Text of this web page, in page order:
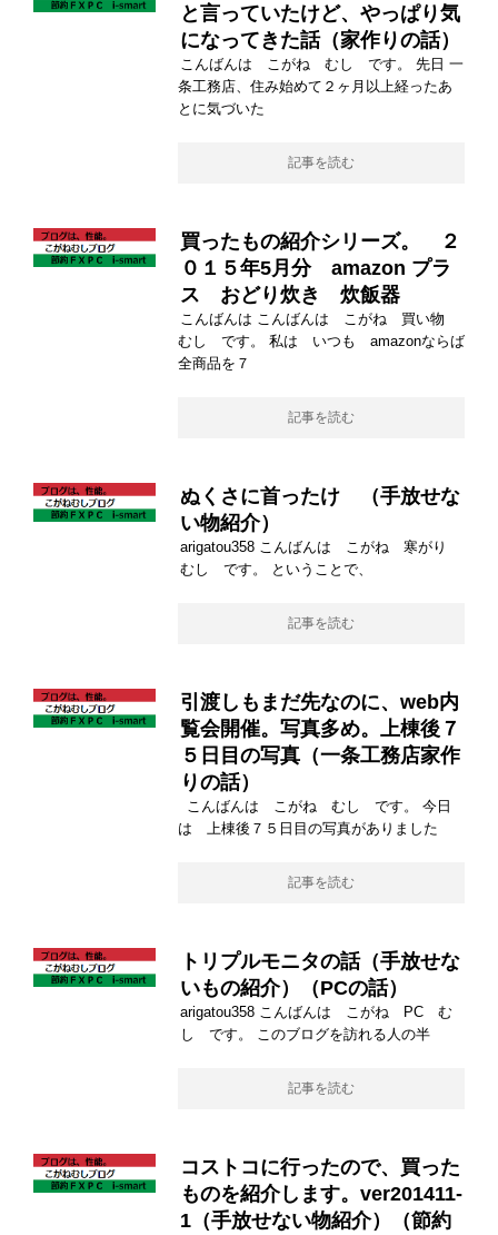
と言っていたけど、やっぱり気
になってきた話（家作りの話）
こんばんは こがね むし です。 先日 一
条工務店、住み始めて２ヶ月以上経ったあ
とに気づいた
記事を読む
買ったもの紹介シリーズ。 ２
０１５年5月分 amazon プラ
ス おどり炊き 炊飯器
こんばんは こんばんは こがね 買い物
むし です。 私は いつも amazonならば
全商品を７
記事を読む
ぬくさに首ったけ （手放せな
い物紹介）
arigatou358 こんばんは こがね 寒がり
むし です。 ということで、
記事を読む
引渡しもまだ先なのに、web内
覧会開催。写真多め。上棟後７
５日目の写真（一条工務店家作
りの話）
こんばんは こがね むし です。 今日
は 上棟後７５日目の写真がありました
記事を読む
トリプルモニタの話（手放せな
いもの紹介）（PCの話）
arigatou358 こんばんは こがね PC む
し です。 このブログを訪れる人の半
記事を読む
コストコに行ったので、買った
ものを紹介します。ver201411-
1（手放せない物紹介）（節約